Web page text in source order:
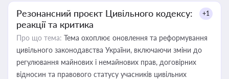
Резонансний проєкт Цивільного кодексу:
реакції та критика
+1
Про що тема: Тема охоплює оновлення та реформування
цивільного законодавства України, включаючи зміни до
регулювання майнових і немайнових прав, договірних
відносин та правового статусу учасників цивільних